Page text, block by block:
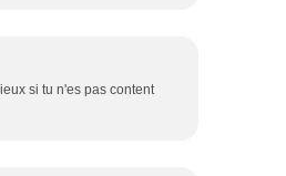
si tu n'es pas content